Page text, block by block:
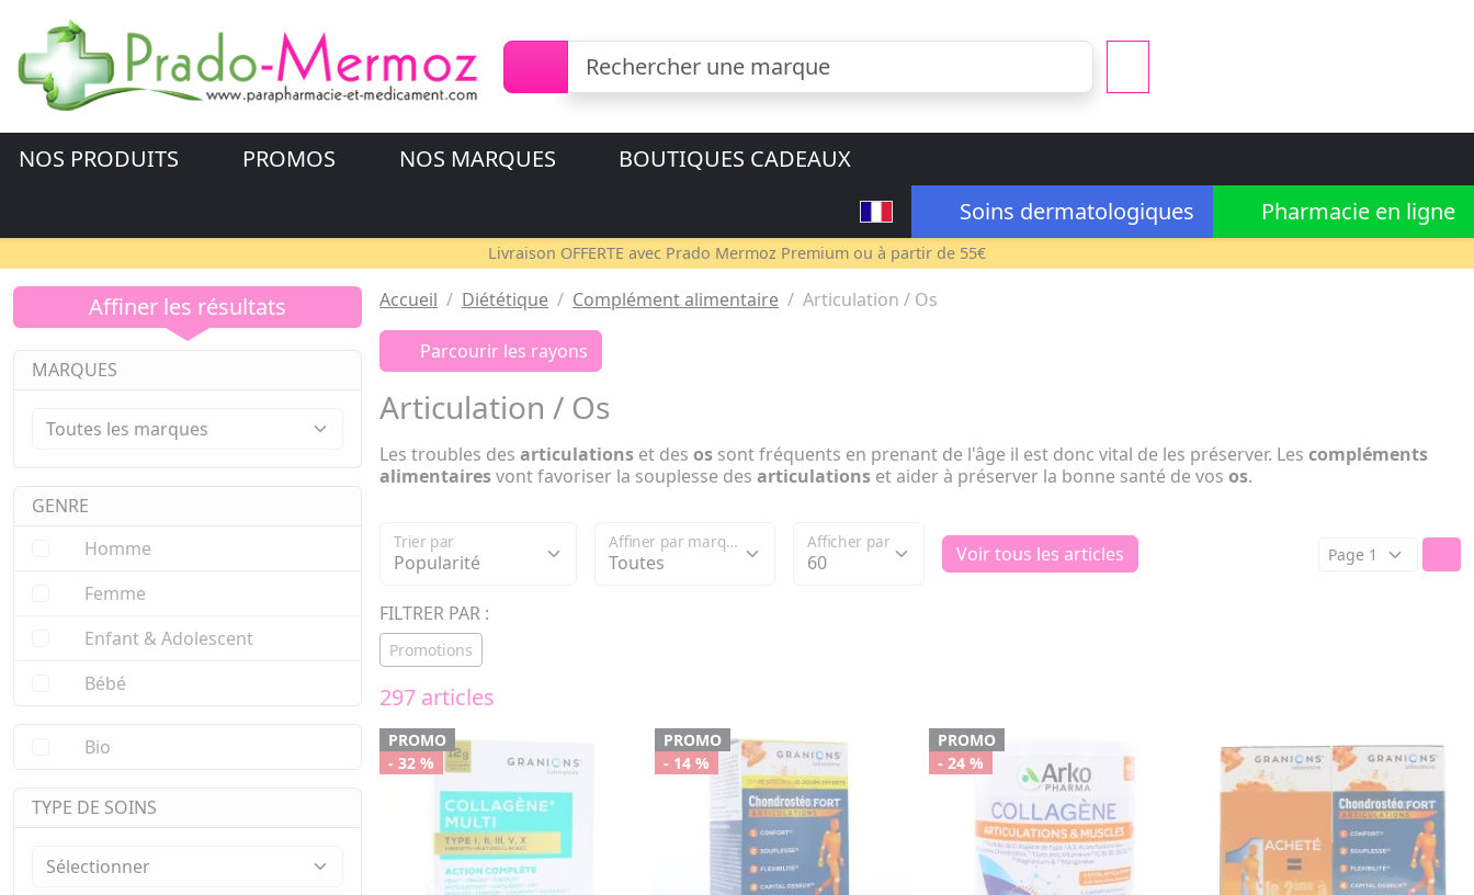
NOS PRODUITS PROMOS NOS MARQUES
BOUTIQUES CADEAUX
Soins dermatologiques
Pharmacie en ligne
Livraison OFFERTE avec Prado Mermoz Premium ou à partir de 55€
Accueil Diététique Complément alimentaire Articulation / Os
Parcourir les rayons
Articulation / Os
Les troubles des articulations et des os sont fréquents en prenant de l'âge il est donc vital de les préserver. Les compléments
alimentairesvont favoriser la souplesse des articulations et aider à préserver la bonne santé de vos os.
Trier par Affiner par marque Afficher par
Voir tous les articles
FILTRER PAR :
Promotions
297 articles
PROMO
- 32 %
PROMO
- 14 %
PROMO
- 24 %
Affiner les résultats
MARQUES
GENRE
Homme
Femme
Enfant & Adolescent
Bébé
Bio
TYPE DE SOINS